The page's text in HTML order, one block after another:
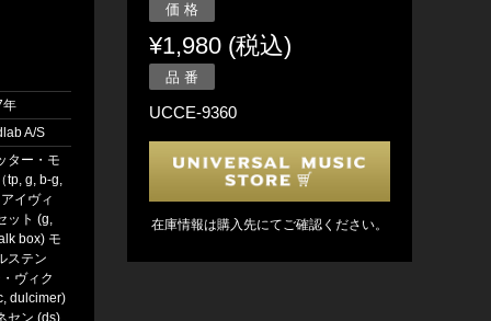
年
A/S
ター・モ
tp, g, b-g,
イヴィ
ット (g,
box) モ
ステン
ヴィク
dulcimer)
価 格
¥1,980 (税込)
品 番
UCCE-9360
在庫情報は購入先にてご確認ください。